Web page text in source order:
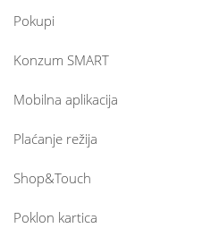
Pokupi
Konzum SMART
Mobilna aplikacija
Plaćanje režija
Shop&Touch
Poklon kartica